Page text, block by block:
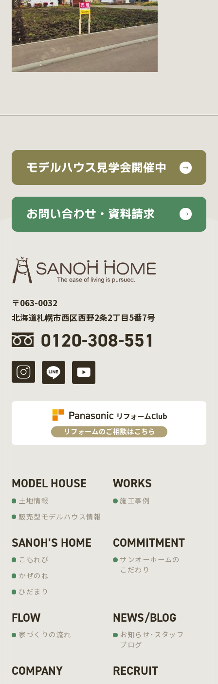
モデルハウス見学会開催中
お問い合わせ・資料請求
〒063-0032
北海道札幌市西区西野2条2丁目5番7号
0120-308-551
MODEL HOUSE
土地情報
販売型モデルハウス情報
WORKS
施工事例
SANOH’S HOME
こもれび
かぜのね
ひだまり
COMMITMENT
サンオーホームの
こだわり
FLOW
家づくりの流れ
NEWS/BLOG
お知らせ・スタッフ
ブログ
COMPANY RECRUIT